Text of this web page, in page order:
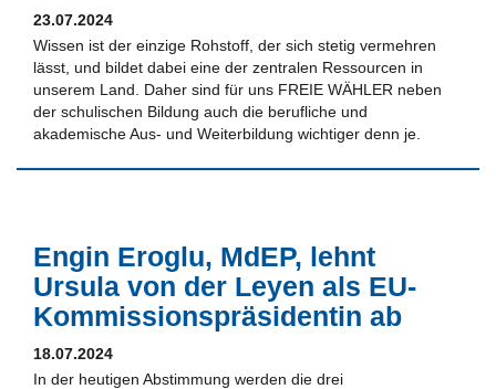
23.07.2024
Wissen ist der einzige Rohstoff, der sich stetig vermehren
lässt, und bildet dabei eine der zentralen Ressourcen in
unserem Land. Daher sind für uns FREIE WÄHLER neben
der schulischen Bildung auch die berufliche und
akademische Aus- und Weiterbildung wichtiger denn je.
Engin Eroglu, MdEP, lehnt
Ursula von der Leyen als EU-
Kommissionspräsidentin ab
18.07.2024
In der heutigen Abstimmung werden die drei